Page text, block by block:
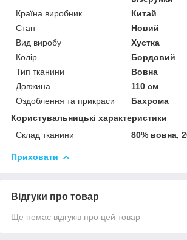
Країна виробник
Китай
Стан
Новий
Вид виробу
Хустка
Колір
Бордовий
Тип тканини
Вовна
Довжина
110 см
Оздоблення та прикраси
Бахрома
Користувальницькі характеристики
Склад тканини
80% вовна,
Приховати
Відгуки про товар
Ще немає відгуків про цей товар